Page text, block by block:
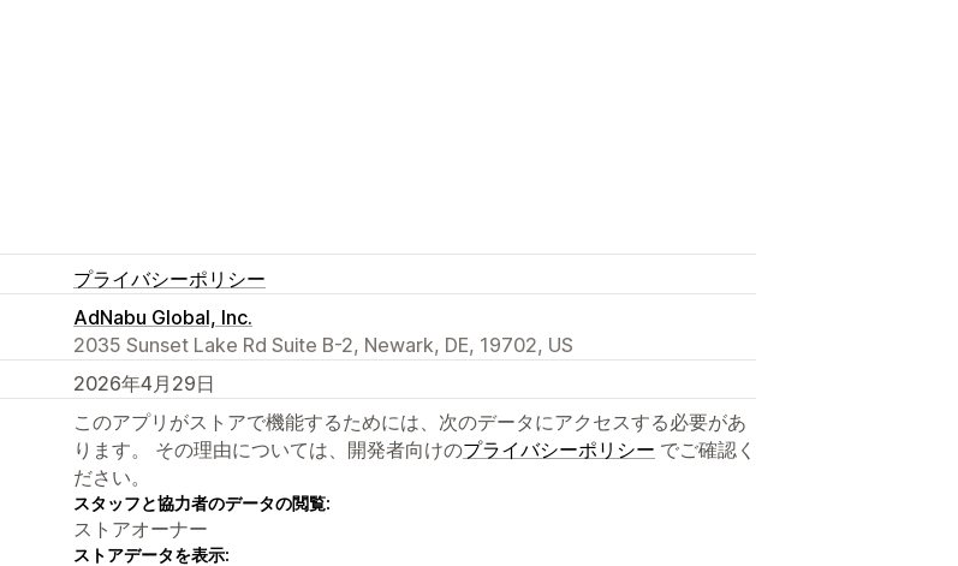
プライバシーポリシー
AdNabu Global, Inc.
2035 Sunset Lake Rd Suite B-2, Newark, DE, 19702, US
2026年4月29日
このアプリがストアで機能するためには、次のデータにアクセスする必要があ
ります。 その理由については、開発者向けのプライバシーポリシー でご確認く
ださい。
スタッフと協力者のデータの閲覧:
ストアオーナー
ストアデータを表示: